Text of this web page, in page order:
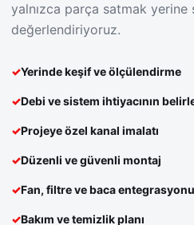
yalnızca parça satmak yerine
değerlendiriyoruz.
Yerinde keşif ve ölçülendirme
Debi ve sistem ihtiyacının
Projeye özel kanal imalatı
Düzenli ve güvenli montaj
Fan, filtre ve baca entegrasyonu
Bakım ve temizlik planı